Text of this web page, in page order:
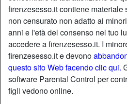
firenzesesso.it contiene
non censurato non adatto ai
anni e l'età del consenso nel tuo
accedere a firenzesesso.it. I
firenzesesso.it e devono
questo sito Web facendo clic qui.
software Parental Control per
figli vedono online.